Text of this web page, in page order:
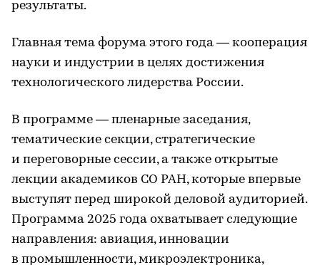
результаты.
Главная тема форума этого года — кооперация
науки и индустрии в целях достижения
технологического лидерства России.
В программе — пленарные заседания,
тематические секции, стратегические
и переговорные сессии, а также открытые
лекции академиков СО РАН, которые впервые
выступят перед широкой деловой аудиторией.
Программа 2025 года охватывает следующие
направления: авиация, инновации
в промышленности, микроэлектроника,